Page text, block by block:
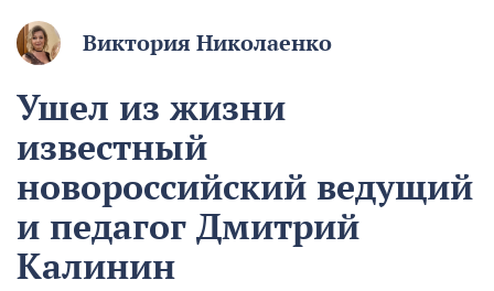
Виктория Николаенко
Ушел из жизни
известный
новороссийский ведущий
и педагог Дмитрий
Калинин